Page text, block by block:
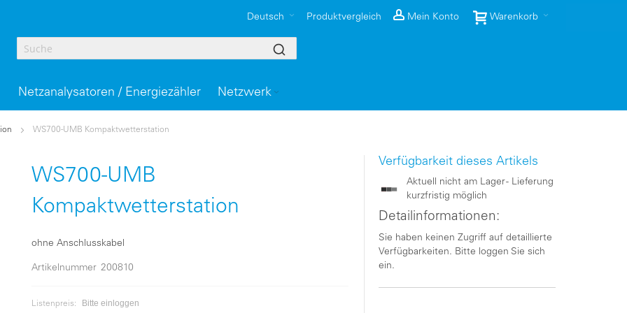
Warenkorb
Mein Konto
Produktvergleich
Deutsch
Netzanalysatoren / Energiezähler Netzwerk
WS700-UMB Kompaktwetterstation
WS700-UMB
Kompaktwetterstation
ohne Anschlusskabel
Artikelnummer 200810
Listenpreis: Bitte einloggen
Verfügbarkeit dieses Artikels
Aktuell nicht am Lager - Lieferung
kurzfristig möglich
Detailinformationen:
Sie haben keinen Zugriff auf detaillierte
Verfügbarkeiten. Bitte loggen Sie sich
ein.